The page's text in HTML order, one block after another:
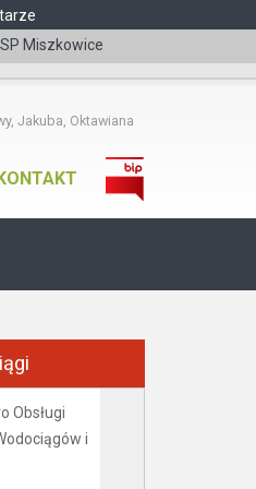
SP Miszkowice
čeština
Jakuba, Oktawiana
Obsługi
i